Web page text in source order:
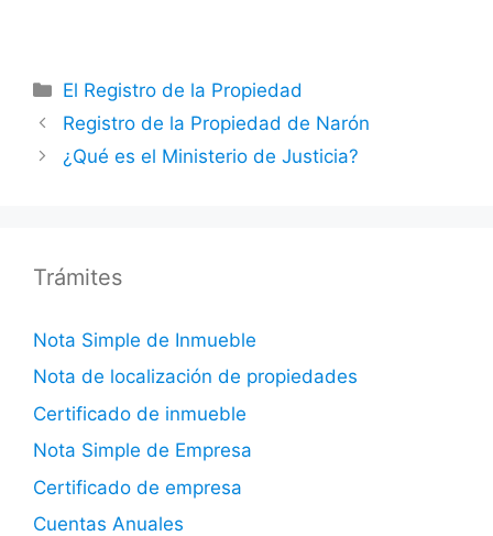
Categorías
El Registro de la Propiedad
Registro de la Propiedad de Narón
¿Qué es el Ministerio de Justicia?
Trámites
Nota Simple de Inmueble
Nota de localización de propiedades
Certificado de inmueble
Nota Simple de Empresa
Certificado de empresa
Cuentas Anuales